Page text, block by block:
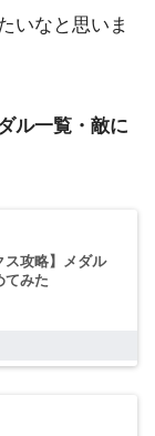
いなと思いま
ル一覧・敵に
ス攻略】メダル
てみた